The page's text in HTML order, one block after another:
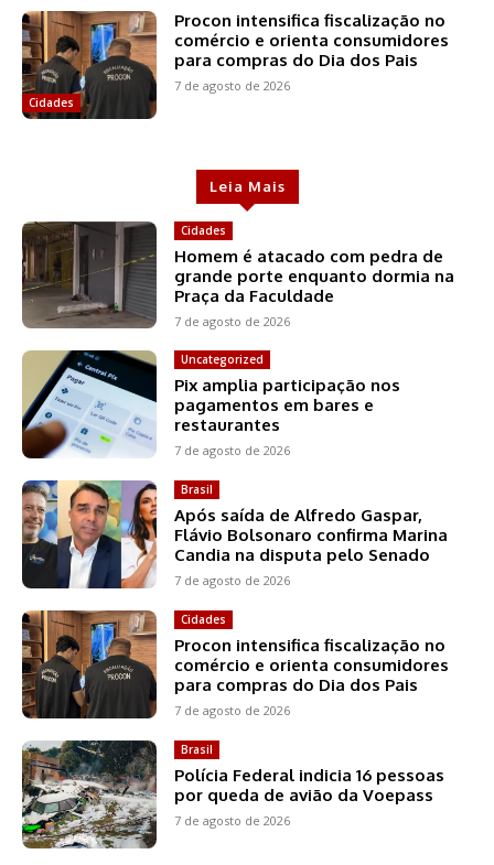
Cidades
Procon intensifica fiscalização no
comércio e orienta consumidores
para compras do Dia dos Pais
7 de agosto de 2026
Leia Mais
Cidades
Homem é atacado com pedra de
grande porte enquanto dormia na
Praça da Faculdade
7 de agosto de 2026
Uncategorized
Pix amplia participação nos
pagamentos em bares e
restaurantes
7 de agosto de 2026
Brasil
Após saída de Alfredo Gaspar,
Flávio Bolsonaro confirma Marina
Candia na disputa pelo Senado
7 de agosto de 2026
Cidades
Procon intensifica fiscalização no
comércio e orienta consumidores
para compras do Dia dos Pais
7 de agosto de 2026
Brasil
Polícia Federal indicia 16 pessoas
por queda de avião da Voepass
7 de agosto de 2026